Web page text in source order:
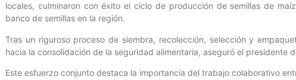
locales, culminaron con éxito el ciclo de producción de semillas de
banco de semillas en la región.
Tras un riguroso proceso de siembra, recolección, selección y
hacia la consolidación de la seguridad alimentaria, aseguró el presidente
Este esfuerzo conjunto destaca la importancia del trabajo colaborativo